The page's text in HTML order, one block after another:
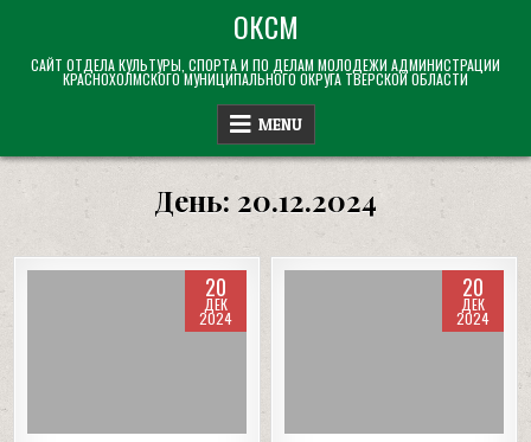
content
ОКСМ
САЙТ ОТДЕЛА КУЛЬТУРЫ, СПОРТА И ПО ДЕЛАМ МОЛОДЕЖИ АДМИНИСТРАЦИИ
КРАСНОХОЛМСКОГО МУНИЦИПАЛЬНОГО ОКРУГА ТВЕРСКОЙ ОБЛАСТИ
MENU
День: 20.12.2024
20
ДЕК
2024
20
ДЕК
2024